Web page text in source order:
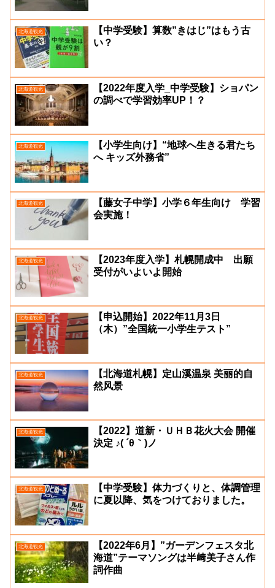
北海道観光
【中学受験】算数”きはじ”はもう古
い？
北海道観光
【2022年度入学_中学受験】ショパン
の調べで学習効率UP！？
北海道観光
【小学生向け】“地球へ生きる君たち
へ キッズ外務省”
北海道観光
【藤女子中学】小学６年生向け 学習
会実施！
北海道観光
【2023年度入学】札幌開成中 出願
受付がいよいよ開始
北海道観光
【申込開始】2022年11月3日
（木）”全国統一小学生テスト”
北海道観光
【北海道札幌】定山溪温泉 美丽的自
然风景
北海道観光
【2022】道新・ＵＨＢ花火大会 開催
決定 ♪( ´θ｀)ノ
北海道観光
【中学受験】体力づくりと、体調管理
に夏以降、気をつけておりました。
北海道観光
【2022年6月】”ガーデンフェスタ北
海道”テーマソングは半﨑美子さん作
詞作曲